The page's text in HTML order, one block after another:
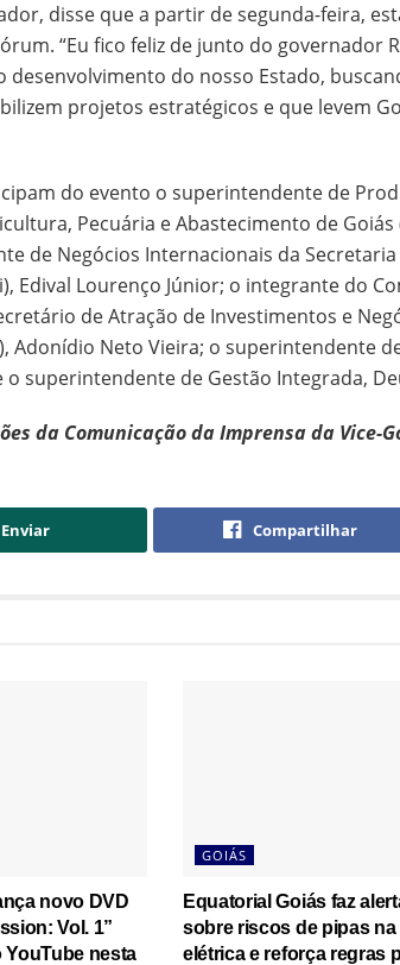
disse que a partir de segunda-feira,
“Eu fico feliz de junto do governador
desenvolvimento do nosso Estado,
projetos estratégicos e que levem
do evento o superintendente de
Pecuária e Abastecimento de Goiás
de Negócios Internacionais da
Edival Lourenço Júnior; o integrante do
de Atração de Investimentos e
Adonídio Neto Vieira; o superintendente
o superintendente de Gestão Integrada,
da Comunicação da Imprensa da Vice-
Enviar Compartilhar
novo DVD
Vol. 1”
nesta
GOIÁS
Equatorial Goiás faz
sobre riscos de pipas na
elétrica e reforça regras